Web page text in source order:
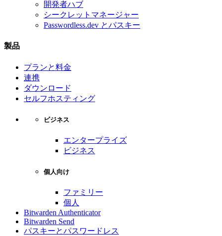
開発者ハブ
シークレットマネージャー
Passwordless.dev とパスキー
製品
プランと料金
連携
ダウンロード
セルフホスティング
ビジネス
エンタープライズ
ビジネス
個人向け
ファミリー
個人
Bitwarden Authenticator
Bitwarden Send
パスキーとパスワードレス